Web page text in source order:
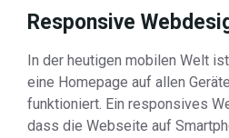
Responsive
In der heutigen mobilen Welt
eine Homepage auf allen
funktioniert. Ein responsives
dass die Webseite auf